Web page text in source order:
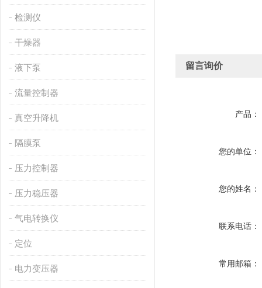
检测仪
干燥器
液下泵
流量控制器
真空升降机
隔膜泵
压力控制器
压力稳压器
气电转换仪
定位
电力变压器
留言询价
产品：
您的单位：
您的姓名：
联系电话：
常用邮箱：